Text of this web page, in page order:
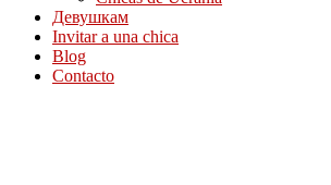
Девушкам
Invitar a una chica
Blog
Contacto